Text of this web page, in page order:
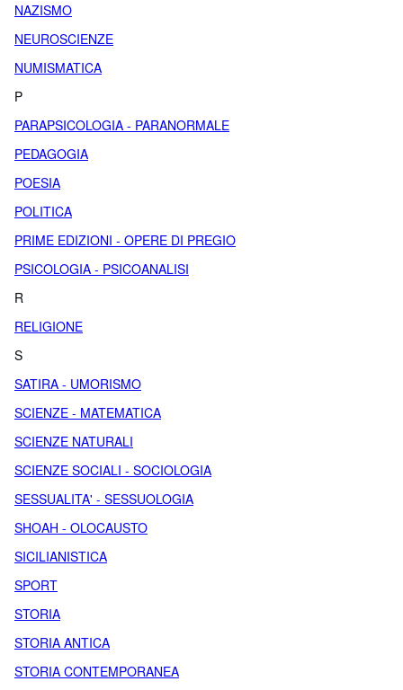
NAZISMO
NEUROSCIENZE
NUMISMATICA
P
PARAPSICOLOGIA - PARANORMALE
PEDAGOGIA
POESIA
POLITICA
PRIME EDIZIONI - OPERE DI PREGIO
PSICOLOGIA - PSICOANALISI
R
RELIGIONE
S
SATIRA - UMORISMO
SCIENZE - MATEMATICA
SCIENZE NATURALI
SCIENZE SOCIALI - SOCIOLOGIA
SESSUALITA' - SESSUOLOGIA
SHOAH - OLOCAUSTO
SICILIANISTICA
SPORT
STORIA
STORIA ANTICA
STORIA CONTEMPORANEA